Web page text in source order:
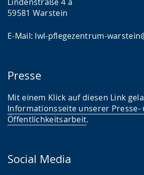
59581 Warstein
E-Mail: lwl-pflegezentrum-
Presse
Mit einem Klick auf diesen Link
Informationsseite unserer Presse-
Öffentlichkeitsarbeit.
Social Media